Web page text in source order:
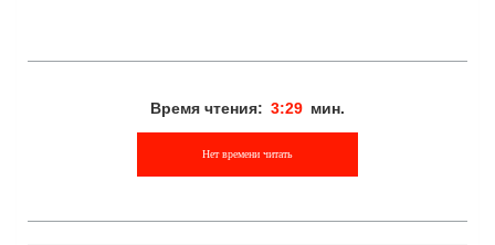
Время чтения: 3:29 мин.
Нет времени читать